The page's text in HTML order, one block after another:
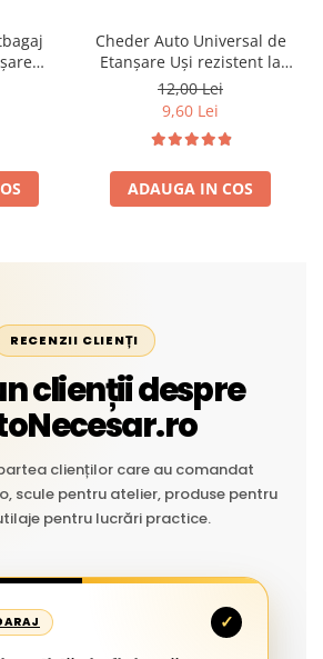
-
Cheder Auto Universal de
Etanșare Uși rezistent la
intemperii, raze UV,
îmbătrânire și temperaturi
extreme
12,00 Lei
9,60 Lei
ADAUGA IN COS
RECENZII CLIENȚI
clienții despre
clienților care au comandat
scule pentru atelier, produse pentru
pentru lucrări practice.
✓